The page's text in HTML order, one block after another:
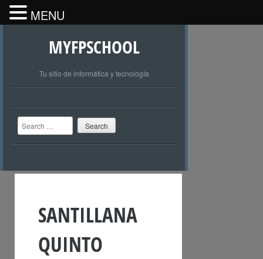
MYFPSCHOOL
Tu sitio de informática y tecnología
Search
SANTILLANA
QUINTO
MENU